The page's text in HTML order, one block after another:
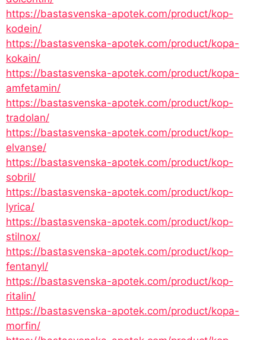
https://bastasvenska-apotek.com/product/kop-
kodein/
https://bastasvenska-apotek.com/product/kopa-
kokain/
https://bastasvenska-apotek.com/product/kopa-
amfetamin/
https://bastasvenska-apotek.com/product/kop-
tradolan/
https://bastasvenska-apotek.com/product/kop-
elvanse/
https://bastasvenska-apotek.com/product/kop-
sobril/
https://bastasvenska-apotek.com/product/kop-
lyrica/
https://bastasvenska-apotek.com/product/kop-
stilnox/
https://bastasvenska-apotek.com/product/kop-
fentanyl/
https://bastasvenska-apotek.com/product/kop-
ritalin/
https://bastasvenska-apotek.com/product/kopa-
morfin/